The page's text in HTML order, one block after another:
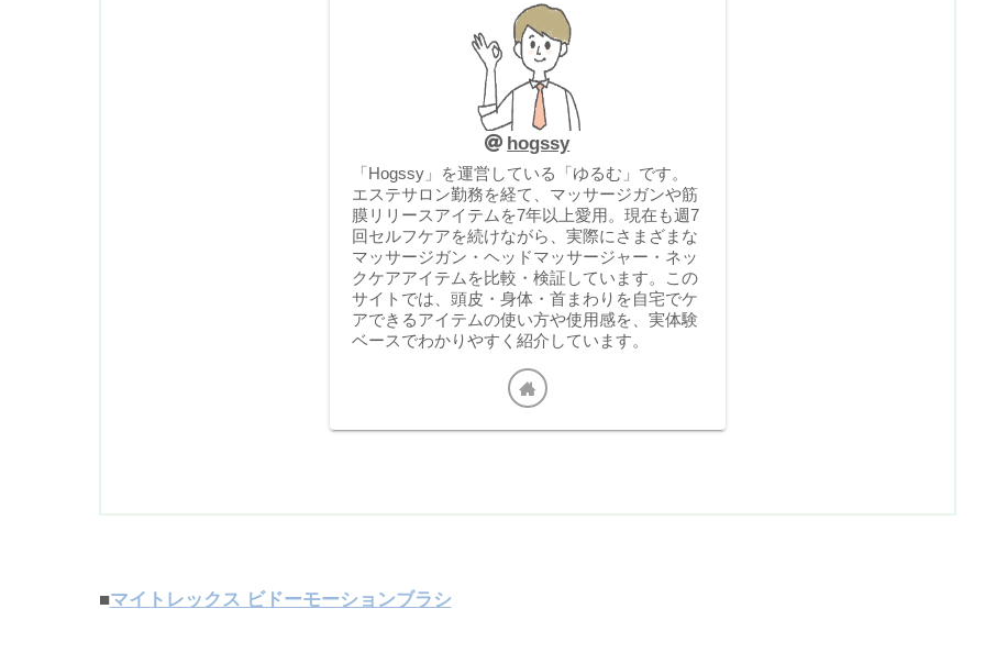
hogssy
「Hogssy」を運営している「ゆるむ」です。
エステサロン勤務を経て、マッサージガンや筋
膜リリースアイテムを7年以上愛用。現在も週7
回セルフケアを続けながら、実際にさまざまな
マッサージガン・ヘッドマッサージャー・ネッ
クケアアイテムを比較・検証しています。この
サイトでは、頭皮・身体・首まわりを自宅でケ
アできるアイテムの使い方や使用感を、実体験
ベースでわかりやすく紹介しています。
■マイトレックス ビドーモーションブラシ